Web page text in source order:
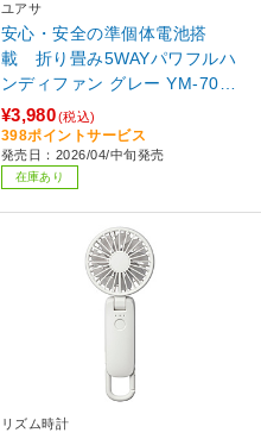
ユアサ
安心・安全の準個体電池搭
載 折り畳み5WAYパワフルハ
ンディファン グレー YM-702
0HS-H 【864】
¥3,980(税込)
398ポイントサービス
発売日：2026/04/中旬発売
在庫あり
リズム時計